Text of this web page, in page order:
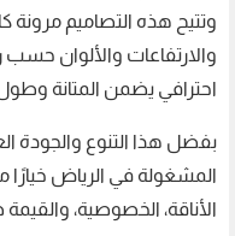
وتتيح هذه التصاميم
والارتفاعات والألوان حسب
احترافي يضمن المتانة
بفضل هذا التنوع والجودة
المشغولة في الرياض خيارًا
الأناقة، الخصوصية، والقيمة